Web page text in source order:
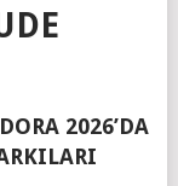
2026’DA